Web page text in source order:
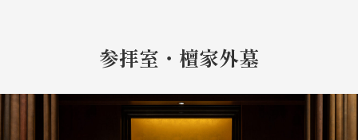
参拝室・檀家外墓